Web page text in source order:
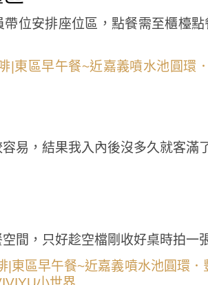
位安排座位區，點餐需至櫃檯
易，結果我入內後沒多久就客滿
間，只好趁空檔剛收好桌時拍一